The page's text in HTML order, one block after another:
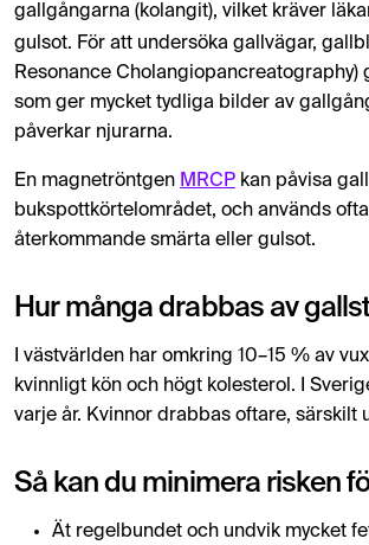
gallgångarna (kolangit), vilket kräver
gulsot. För att undersöka gallvägar,
Resonance
som ger mycket tydliga bilder av
påverkar njurarna.
En magnetröntgen MRCP kan påvisa
bukspottkörtelområdet, och används
återkommande smärta eller gulsot.
Hur många drabbas av
I västvärlden har omkring 10–15 % av
kvinnligt kön och högt kolesterol. I
varje år. Kvinnor drabbas oftare,
Så kan du minimera risken
Ät regelbundet och undvik mycket